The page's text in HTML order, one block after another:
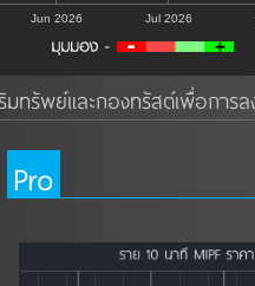
Jun 2026 Jul 2026
ทรัพย์และกองทรัสต์เพื่อการ
Pro